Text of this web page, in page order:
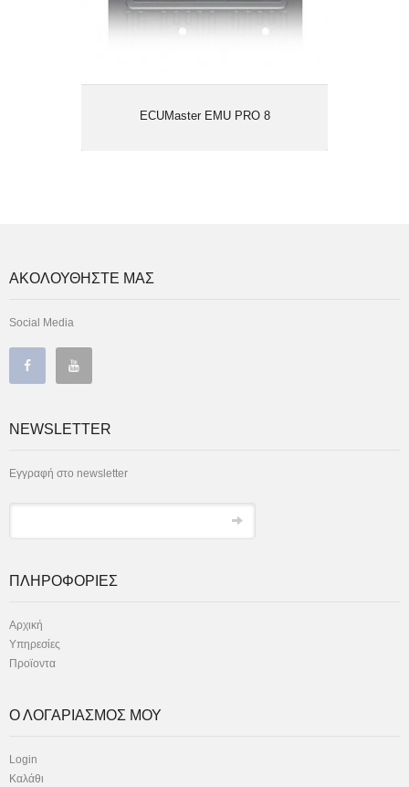
ECUMaster EMU PRO 8
ΑΚΟΛΟΥΘΗΣΤΕ ΜΑΣ
Social Media
NEWSLETTER
Εγγραφή στο newsletter
ΠΛΗΡΟΦΟΡΙΕΣ
Αρχική
Υπηρεσίες
Προϊοντα
Ο ΛΟΓΑΡΙΑΣΜΟΣ ΜΟΥ
Login
Καλάθι